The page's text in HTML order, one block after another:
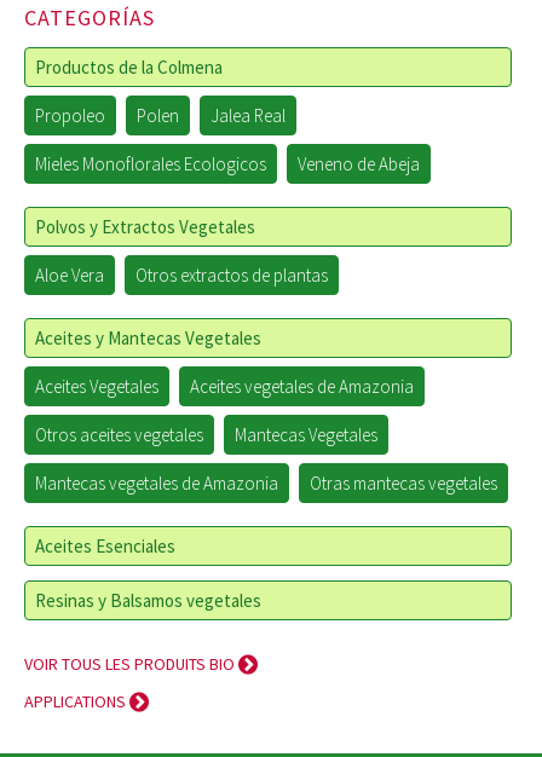
CATEGORÍAS
Productos de la Colmena
Propoleo Polen Jalea Real
Mieles Monoflorales Ecologicos Veneno de Abeja
Polvos y Extractos Vegetales
Aloe Vera Otros extractos de plantas
Aceites y Mantecas Vegetales
Aceites Vegetales Aceites vegetales de Amazonia
Otros aceites vegetales Mantecas Vegetales
Mantecas vegetales de Amazonia Otras mantecas vegetales
Aceites Esenciales
Resinas y Balsamos vegetales
VOIR TOUS LES PRODUITS BIO
APPLICATIONS